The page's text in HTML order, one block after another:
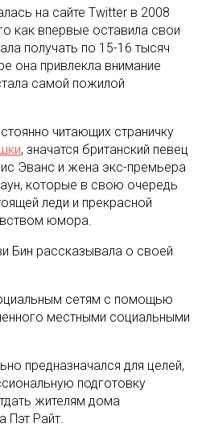
на сайте Twitter в 2008
как впервые оставила свои
получать по 15-16 тысяч
она привлекла внимание
самой пожилой
читающих страничку
, значатся британский певец
Эванс и жена экс-премьера
которые в свою очередь
леди и прекрасной
юмора.
Бин рассказывала о своей
сетям с помощью
местными социальными
предназначался для целей,
подготовку
жителям дома
Пэт Райт.